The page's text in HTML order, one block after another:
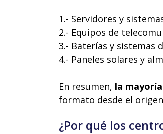
1.- Servidores y
2.- Equipos de
3.- Baterías y sistemas
4.- Paneles solares y
En resumen, la
formato desde el
¿Por qué los